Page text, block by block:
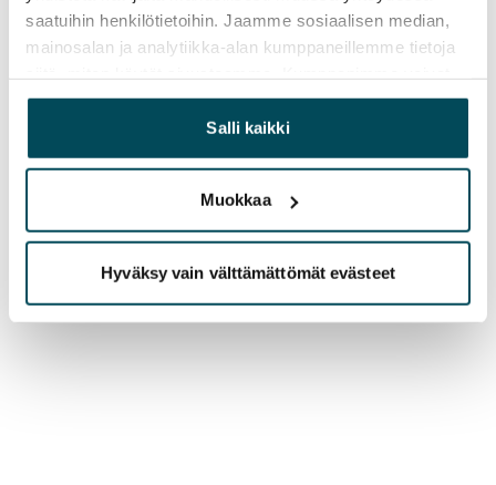
saatuihin henkilötietoihin. Jaamme sosiaalisen median,
mainosalan ja analytiikka-alan kumppaneillemme tietoja
yhdistää näitä tietoja muihin tietoihin, joita olet antanut
heille tai joita on kerätty, kun olet käyttänyt heidän
palvelujaan.
Salli kaikki
Muokkaa
Hyväksy vain välttämättömät evästeet